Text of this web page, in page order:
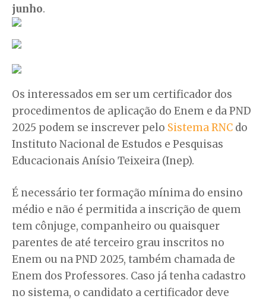
junho.
Os interessados em ser um certificador dos
procedimentos de aplicação do Enem e da PND
2025 podem se inscrever pelo Sistema RNC do
Instituto Nacional de Estudos e Pesquisas
Educacionais Anísio Teixeira (Inep).
É necessário ter formação mínima do ensino
médio e não é permitida a inscrição de quem
tem cônjuge, companheiro ou quaisquer
parentes de até terceiro grau inscritos no
Enem ou na PND 2025, também chamada de
Enem dos Professores. Caso já tenha cadastro
no sistema, o candidato a certificador deve